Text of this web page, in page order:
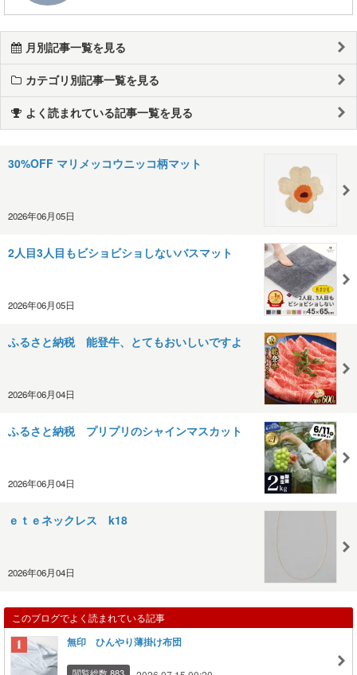
月別記事一覧を見る
カテゴリ別記事一覧を見る
よく読まれている記事一覧を見る
30%OFF マリメッコウニッコ柄マット
2026年06月05日
2人目3人目もビショビショしないバスマット
2026年06月05日
ふるさと納税 能登牛、とてもおいしいですよ
2026年06月04日
ふるさと納税 プリプリのシャインマスカット
2026年06月04日
ｅｔｅネックレス k18
2026年06月04日
このブログでよく読まれている記事
無印 ひんやり薄掛け布団
閲覧総数 883